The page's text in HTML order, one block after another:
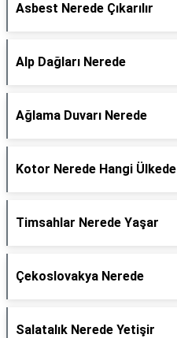
Asbest Nerede Çıkarılır
Alp Dağları Nerede
Ağlama Duvarı Nerede
Kotor Nerede Hangi Ülkede
Timsahlar Nerede Yaşar
Çekoslovakya Nerede
Salatalık Nerede Yetişir